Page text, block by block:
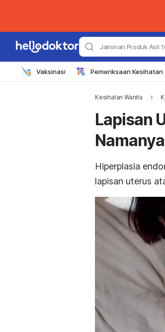
Jaminan Produk Asli
Vaksinasi Pemeriksaan Kesihatan
Kesihatan Wanita
Lapisan
Hiperplasia
lapisan uterus